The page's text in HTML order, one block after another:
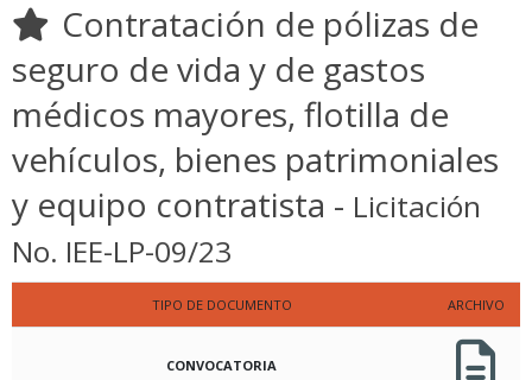
Contratación de pólizas de
seguro de vida y de gastos
médicos mayores, flotilla de
vehículos, bienes patrimoniales
y equipo contratista - Licitación
No. IEE-LP-09/23
TIPO DE DOCUMENTO ARCHIVO
CONVOCATORIA